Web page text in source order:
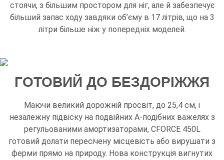
стоячи, з більшим простором для ніг, але й забезпечує
більший запас ходу завдяки об’єму в 17 літрів, що на 3
літри більше ніж у попередніх моделей.
ГОТОВИЙ ДО БЕЗДОРІЖЖЯ
Маючи великий дорожній просвіт, до 25,4 см, і
незалежну підвіску на подвійних А-подібних важелях з
регульованими амортизаторами, CFORCE 450L
готовий долати пересічену місцевість або вирушати з
ферми прямо на природу. Нова конструкція вигнутих